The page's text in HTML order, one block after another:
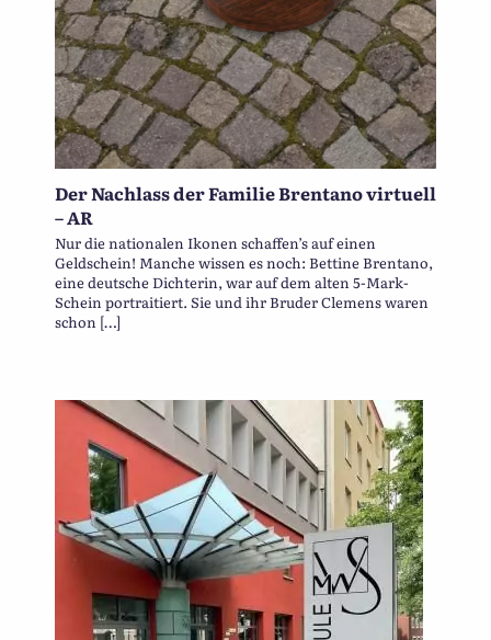
Der Nachlass der Familie Brentano virtuell
– AR
Nur die nationalen Ikonen schaffen’s auf einen
Geldschein! Manche wissen es noch: Bettine Brentano,
eine deutsche Dichterin, war auf dem alten 5-Mark-
Schein portraitiert. Sie und ihr Bruder Clemens waren
schon […]